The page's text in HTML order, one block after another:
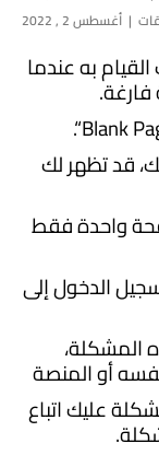
أغسطس 2 , 2022
به عندما
Blank
“.
قد تظهر لك
واحدة فقط
الدخول إلى
المشكلة،
أو المنصة
عليك اتباع